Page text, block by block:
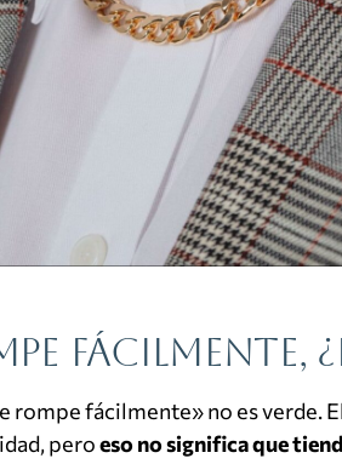
fácilmente,
rompe fácilmente» no es verde.
peroeso no significa que